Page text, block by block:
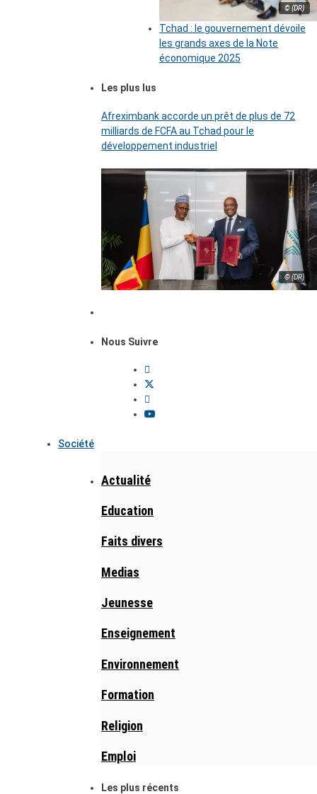
© (DR)
Tchad : le gouvernement dévoile
les grands axes de la Note
économique 2025
Les plus lus
Afreximbank accorde un prêt de plus de 72
milliards de FCFA au Tchad pour le
développement industriel
© (DR)
Nous Suivre
Société
Actualité
Education
Faits divers
Medias
Jeunesse
Enseignement
Environnement
Formation
Religion
Emploi
Les plus récents